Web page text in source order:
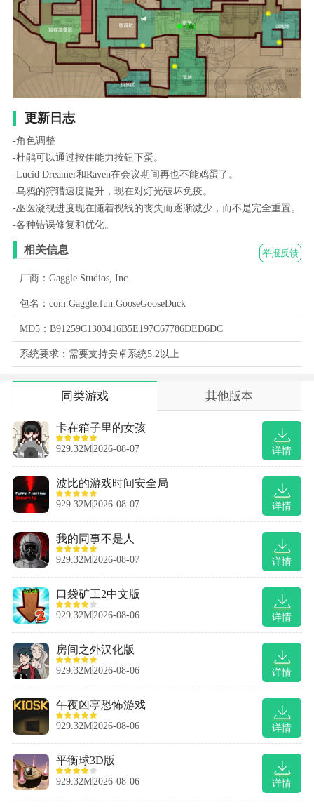
更新日志
-角色调整
-杜鹃可以通过按住能力按钮下蛋。
-Lucid Dreamer和Raven在会议期间再也不能鸡蛋了。
-乌鸦的狩猎速度提升，现在对灯光破坏免疫。
-巫医凝视进度现在随着视线的丧失而逐渐减少，而不是完全重置。
-各种错误修复和优化。
举报反馈
相关信息
厂商：Gaggle Studios, Inc.
包名：com.Gaggle.fun.GooseGooseDuck
MD5：B91259C1303416B5E197C67786DED6DC
系统要求：需要支持安卓系统5.2以上
同类游戏 其他版本
详情
卡在箱子里的女孩
929.32M 2026-08-07
详情
波比的游戏时间安全局
929.32M 2026-08-07
详情
我的同事不是人
929.32M 2026-08-07
详情
口袋矿工2中文版
929.32M 2026-08-06
详情
房间之外汉化版
929.32M 2026-08-06
详情
午夜凶亭恐怖游戏
929.32M 2026-08-06
详情
平衡球3D版
929.32M 2026-08-06